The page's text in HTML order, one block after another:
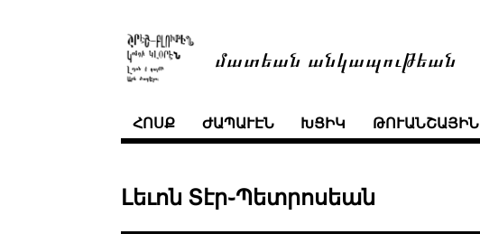
մատեան անկապութեան
ՀՈՍՔ ԺԱՊԱՒԷՆ ԽՑԻԿ ԹՈՒԱՆՇԱՅԻՆ
Լեւոն Տէր֊Պետրոսեան